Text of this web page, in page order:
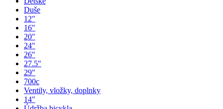
Duše
12"
16"
20"
24"
26"
27.5"
29"
700c
Ventily, vložky, doplnky
14"